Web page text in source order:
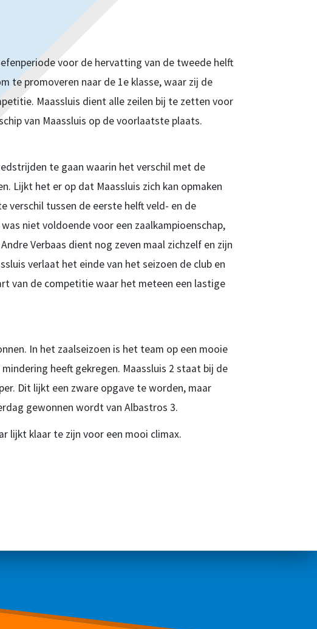
voor de hervatting van de tweede helft
te promoveren naar de 1e klasse, waar zij de
Maassluis dient alle zeilen bij te zetten voor
van Maassluis op de voorlaatste plaats.
te gaan waarin het verschil met de
Lijkt het er op dat Maassluis zich kan opmaken
tussen de eerste helft veld- en de
niet voldoende voor een zaalkampioenschap,
Verbaas dient nog zeven maal zichzelf en zijn
verlaat het einde van het seizoen de club en
van de competitie waar het meteen een lastige
In het zaalseizoen is het team op een mooie
heeft gekregen. Maassluis 2 staat bij de
Dit lijkt een zware opgave te worden, maar
gewonnen wordt van Albastros 3.
lijkt klaar te zijn voor een mooi climax.